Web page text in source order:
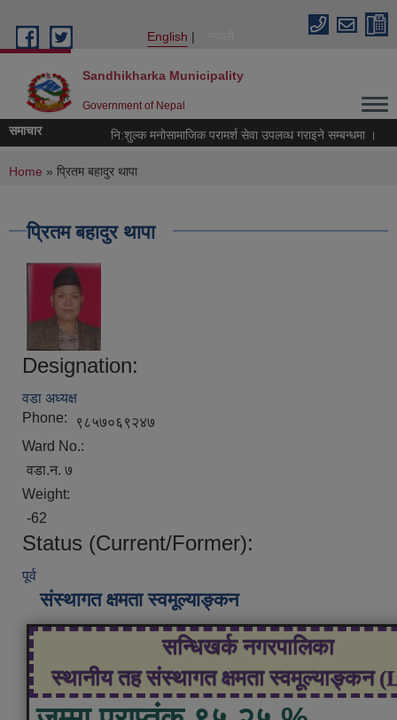
English
Sandhikharka Municipality
Government of Nepal
समाचार नि:शुल्क मनोसामाजिक परामर्श सेवा उपलव्ध गराइने सम्बन्धमा ।
You are here
Home » प्रितम बहादुर थापा
प्रितम बहादुर थापा
Designation:
वडा अध्यक्ष
Phone:
९८५७०६९२४७
Ward No.:
वडा.न. ७
Weight:
-62
Status (Current/Former):
पूर्व
संस्थागत क्षमता स्वमूल्याङ्कन
सन्धिखर्क नगरपालिका
स्थानीय तह संस्थागत क्षमता स्वमूल्याङ्कन